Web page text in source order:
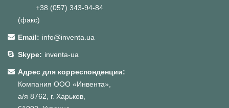
+38 (057) 343-94-84
(факс)
Email: info@inventa.ua
Skype: inventa-ua
Адрес для корреспонденции:
Компания ООО «Инвента»,
а/я 8762, г. Харьков,